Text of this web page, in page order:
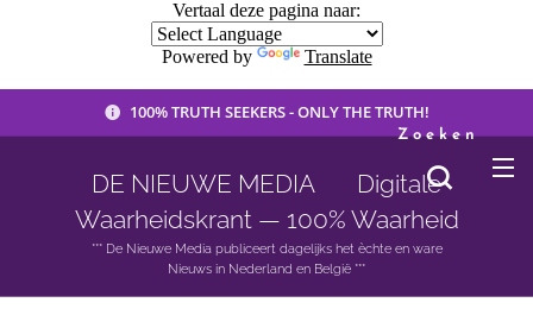
Vertaal deze pagina naar:
Powered by Translate
100% TRUTH SEEKERS - ONLY THE TRUTH!
DE NIEUWE MEDIA 🟣 Digitale
Waarheidskrant — 100% Waarheid
*** De Nieuwe Media publiceert dagelijks het èchte en ware
Nieuws in Nederland en België ***
Zoeken